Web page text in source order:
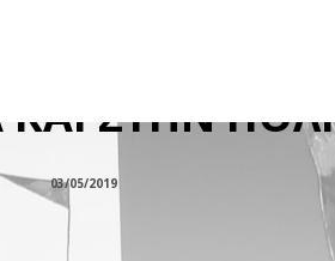
ΣΤΗΝ
03/05/2019